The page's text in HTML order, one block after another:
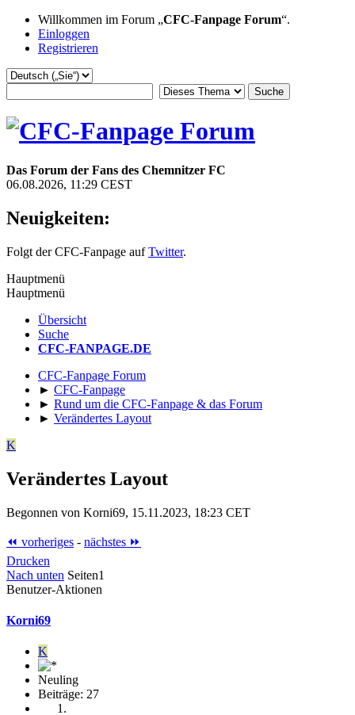
Willkommen im Forum „CFC-Fanpage Forum“.
Einloggen
Registrieren
Das Forum der Fans des Chemnitzer FC
06.08.2026, 11:29 CEST
Neuigkeiten:
Folgt der CFC-Fanpage aufTwitter.
Hauptmenü
Hauptmenü
Übersicht
Suche
CFC-FANPAGE.DE
CFC-Fanpage Forum
► CFC-Fanpage
► Rund um die CFC-Fanpage & das Forum
► Verändertes Layout
K
Verändertes Layout
Begonnen von Korni69, 15.11.2023, 18:23 CET
⏪ vorheriges - nächstes ⏩
Drucken
Nach unten Seiten1
Benutzer-Aktionen
Korni69
K
Neuling
Beiträge: 27